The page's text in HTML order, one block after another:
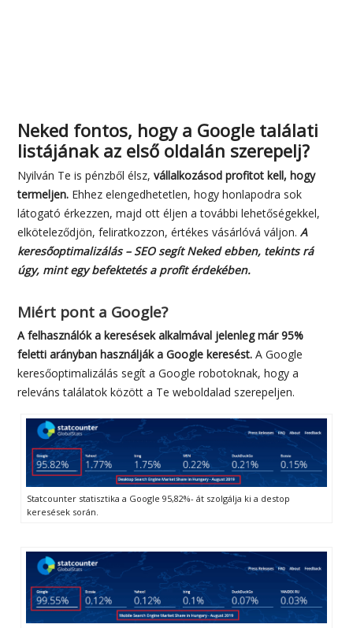
Neked fontos, hogy a Google találati
listájának az első oldalán szerepelj?
Nyilván Te is pénzből élsz, vállalkozásod profitot kell, hogy
termeljen. Ehhez elengedhetetlen, hogy honlapodra sok
látogató érkezzen, majd ott éljen a további lehetőségekkel,
elköteleződjön, feliratkozzon, értékes vásárlóvá váljon. A
keresőoptimalizálás – SEO segít Neked ebben, tekints rá
úgy, mint egy befektetés a profit érdekében.
Miért pont a Google?
A felhasználók a keresések alkalmával jelenleg már 95%
feletti arányban használják a Google keresést. A Google
keresőoptimalizálás segít a Google robotoknak, hogy a
releváns találatok között a Te weboldalad szerepeljen.
Statcounter statisztika a Google 95,82%- át szolgálja ki a destop
keresések során.